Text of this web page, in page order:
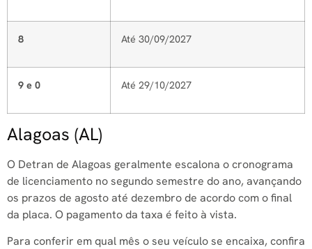
8 Até 30/09/2027
9 e 0 Até 29/10/2027
Alagoas (AL)
O Detran de Alagoas geralmente escalona o cronograma
de licenciamento no segundo semestre do ano, avançando
os prazos de agosto até dezembro de acordo com o final
da placa. O pagamento da taxa é feito à vista.
Para conferir em qual mês o seu veículo se encaixa, confira